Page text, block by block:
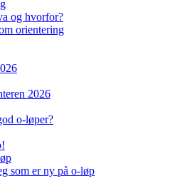
og hvorfor?
orientering
2026
o-løper?
som er ny på o-løp